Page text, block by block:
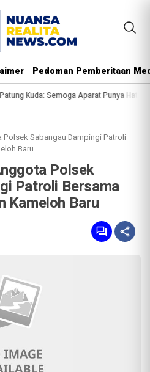
Pedoman Pemberitaan
Hati Nurani Massa Reuni 212
Polsek Sabangau Dampingi Patroli
Baru
Polsek
Patroli Bersama
Kameloh Baru